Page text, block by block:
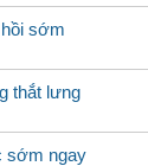
sớm
thắt lưng
sớm ngay